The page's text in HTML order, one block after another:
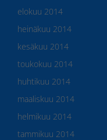
elokuu 2014
heinäkuu 2014
kesäkuu 2014
toukokuu 2014
huhtikuu 2014
maaliskuu 2014
helmikuu 2014
tammikuu 2014